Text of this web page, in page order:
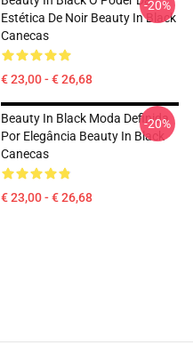
Estética De Noir Beauty In Black
Canecas
€ 23,00 - € 26,68
-20%
Beauty In Black Moda Definida
Por Elegância Beauty In Black
Canecas
€ 23,00 - € 26,68
-20%